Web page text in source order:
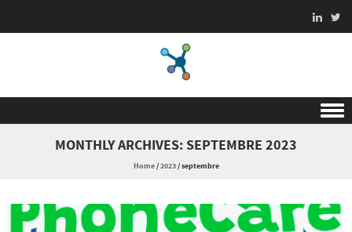
MONTHLY ARCHIVES:SEPTEMBRE 2023
Home/2023/septembre